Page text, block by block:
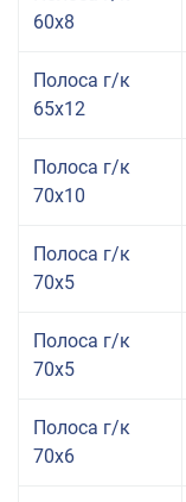
60x8
Полоса г/к
65x12
Полоса г/к
70x10
Полоса г/к
70x5
Полоса г/к
70x5
Полоса г/к
70x6